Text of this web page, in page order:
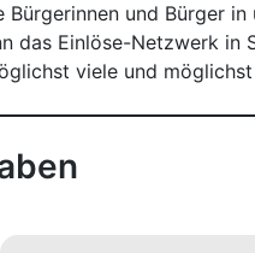
und Bürger
das Einlöse-Netzwerk
viele und